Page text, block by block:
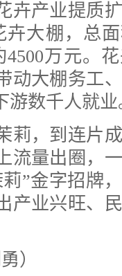
卉产业提质
大棚，总
万元。
动大棚务工
游数千人就业
，到连片成
流量出圈，
”金字招牌
产业兴旺、
）